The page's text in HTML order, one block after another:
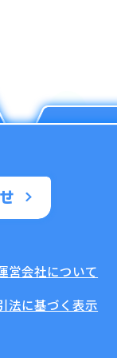
営会社について
法に基づく表示